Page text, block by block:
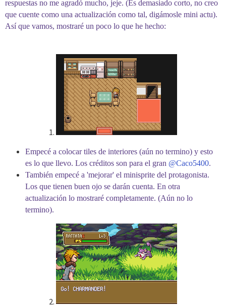
respuestas no me agradó mucho, jeje. (Es demasiado corto, no creo
que cuente como una actualización como tal, digámosle mini actu).
Así que vamos, mostraré un poco lo que he hecho:
1.
Empecé a colocar tiles de interiores (aún no termino) y esto
es lo que llevo. Los créditos son para el gran @Caco5400.
También empecé a 'mejorar' el minisprite del protagonista.
Los que tienen buen ojo se darán cuenta. En otra
actualización lo mostraré completamente. (Aún no lo
termino).
2.